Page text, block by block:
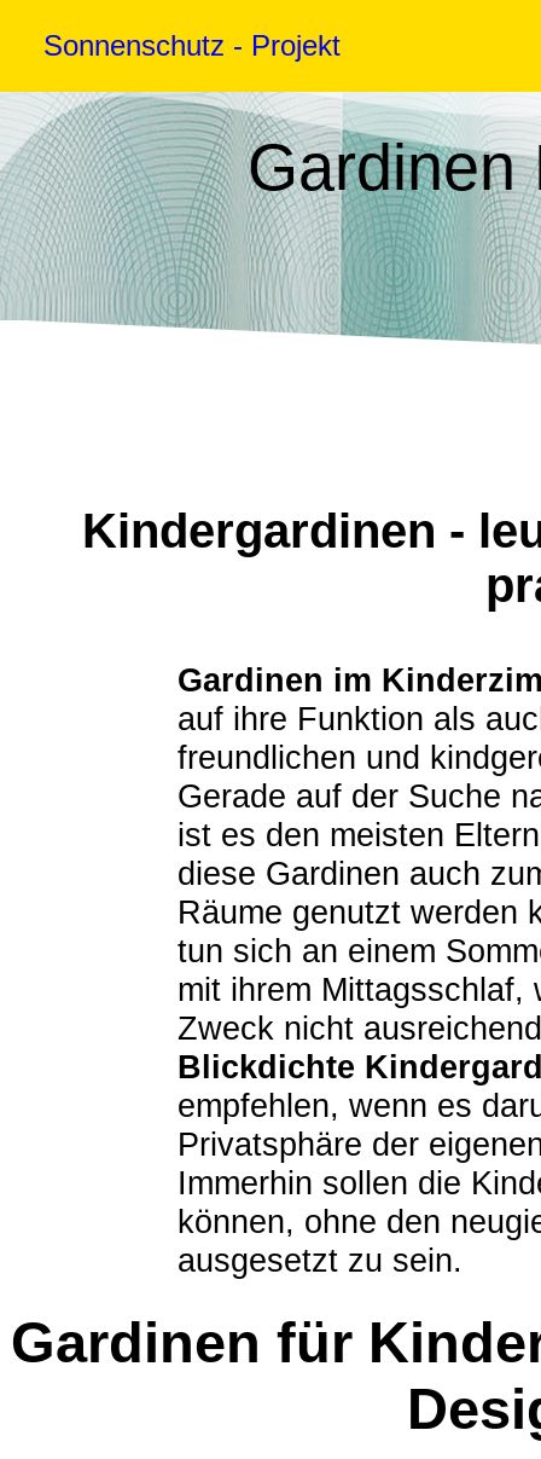
Sonnenschutz - Projekt
Gardinen
Kindergardinen -
Gardinen im
auf ihre Funktion als
freundlichen und
Gerade auf der Suche
ist es den meisten
diese Gardinen auch
Räume genutzt werden
tun sich an einem
mit ihrem Mittagsschlaf,
Zweck nicht
Blickdichte
empfehlen, wenn es
Privatsphäre der
Immerhin sollen die
können, ohne den
ausgesetzt zu sein.
Gardinen für